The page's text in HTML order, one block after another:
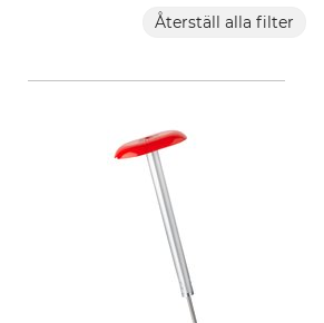
Återställ alla filter